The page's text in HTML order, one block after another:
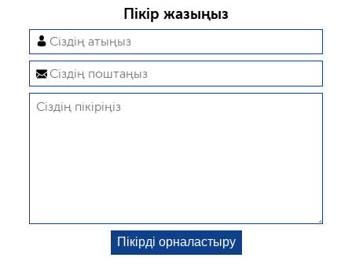
Пікір жазыңыз